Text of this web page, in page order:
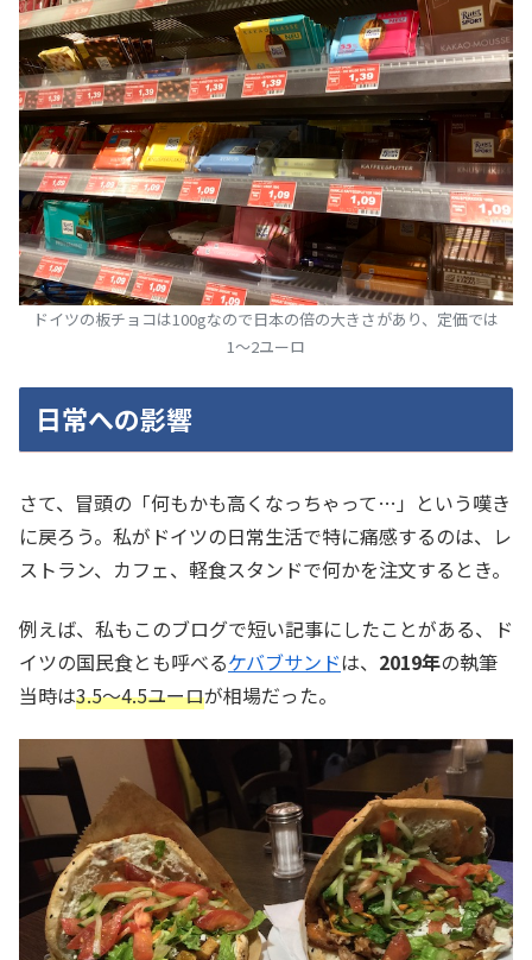
ドイツの板チョコは100gなので日本の倍の大きさがあり、定価では
1〜2ユーロ
日常への影響
さて、冒頭の「何もかも高くなっちゃって…」という嘆き
に戻ろう。私がドイツの日常生活で特に痛感するのは、レ
ストラン、カフェ、軽食スタンドで何かを注文するとき。
例えば、私もこのブログで短い記事にしたことがある、ド
イツの国民食とも呼べるケバブサンドは、 2019年の執筆
当時は3.5〜4.5ユーロが相場だった。